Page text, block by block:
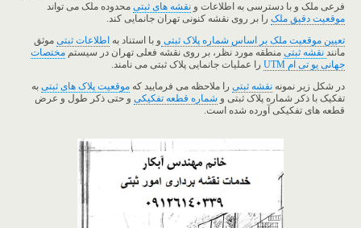
فرعی ملک و با دسترسی به اطلاعات و نقشه های ثبتی محدوده ملک می تواند
موقعیت دقیق ملک را بر روی نقشه کنونی تهران جانمایی کند.
تعیین موقعیت ملک بر اساس شماره پلاک ثبتی و با استناد به اطلاعات ثبتی موثق
مانند نقشه ثبتی منطقه مورد نظر، بر روی نقشه فعلی تهران در سیستم مختصات
جهانی یو تی ام UTM
را عملیات جانمایی پلاک ثبتی می نامند.
در شکل زیر نمونه نقشه ثبتی را ملاحظه می فرمایید که موقعیت پلاک های ثبتی به
تفکیک با ذکر شماره پلاک ثبتی و شماره قطعه تفکیکی و حتی ذکر طول و عرض
قطعه های تفکیکی آورده شده است.